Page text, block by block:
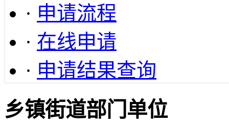
· 申请流程
· 在线申请
· 申请结果查询
乡镇街道部门单位